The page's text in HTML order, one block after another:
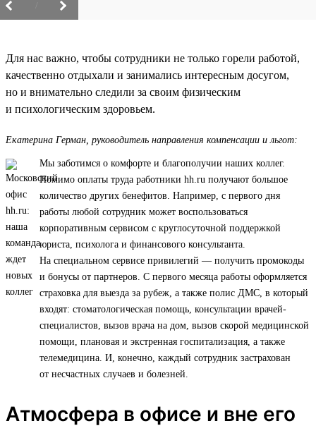
Для нас важно, чтобы сотрудники не только горели работой,
качественно отдыхали и занимались интересным досугом,
но и внимательно следили за своим физическим
и психологическим здоровьем.
Екатерина Герман, руководитель направления компенсации и льгот:
Мы заботимся о комфорте и благополучии наших коллег.
Помимо оплаты труда работники hh.ru получают большое
количество других бенефитов. Например, с первого дня
работы любой сотрудник может воспользоваться
корпоративным сервисом с круглосуточной поддержкой
юриста, психолога и финансового консультанта.
На специальном сервисе привилегий — получить промокоды
и бонусы от партнеров. С первого месяца работы оформляется
страховка для выезда за рубеж, а также полис ДМС, в который
входят: стоматологическая помощь, консультации врачей-
специалистов, вызов врача на дом, вызов скорой медицинской
помощи, плановая и экстренная госпитализация, а также
телемедицина. И, конечно, каждый сотрудник застрахован
от несчастных случаев и болезней.
Атмосфера в офисе и вне его